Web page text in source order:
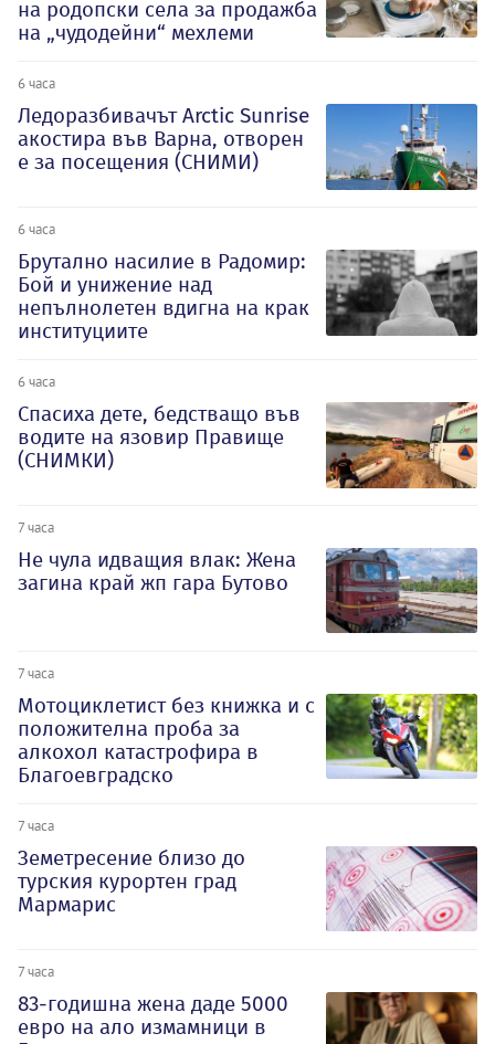
на родопски села за продажба
на „чудодейни“ мехлеми
6 часа
Ледоразбивачът Arctic Sunrise
акостира във Варна, отворен
е за посещения (СНИМИ)
6 часа
Брутално насилие в Радомир:
Бой и унижение над
непълнолетен вдигна на крак
институциите
6 часа
Спасиха дете, бедстващо във
водите на язовир Правище
(СНИМКИ)
7 часа
Не чула идващия влак: Жена
загина край жп гара Бутово
7 часа
Мотоциклетист без книжка и с
положителна проба за
алкохол катастрофира в
Благоевградско
7 часа
Земетресение близо до
турския курортен град
Мармарис
7 часа
83-годишна жена даде 5000
евро на ало измамници в